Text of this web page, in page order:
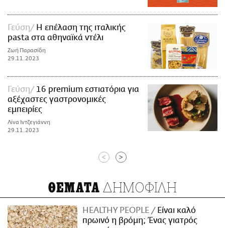
Γεύση
Η επέλαση της ιταλικής
pasta στα αθηναϊκά ντέλι
Ζωή Παρασίδη
29.11.2023
Γεύση
16 premium εστιατόρια για
αξέχαστες γαστρονομικές
εμπειρίες
Λίνα Ιντζεγιάννη
29.11.2023
< >
ΘΕΜΑΤΑ ΔΗΜΟΦΙΛΗ
HEALTHY PEOPLE
Είναι καλό
πρωινό η βρόμη; Ένας γιατρός